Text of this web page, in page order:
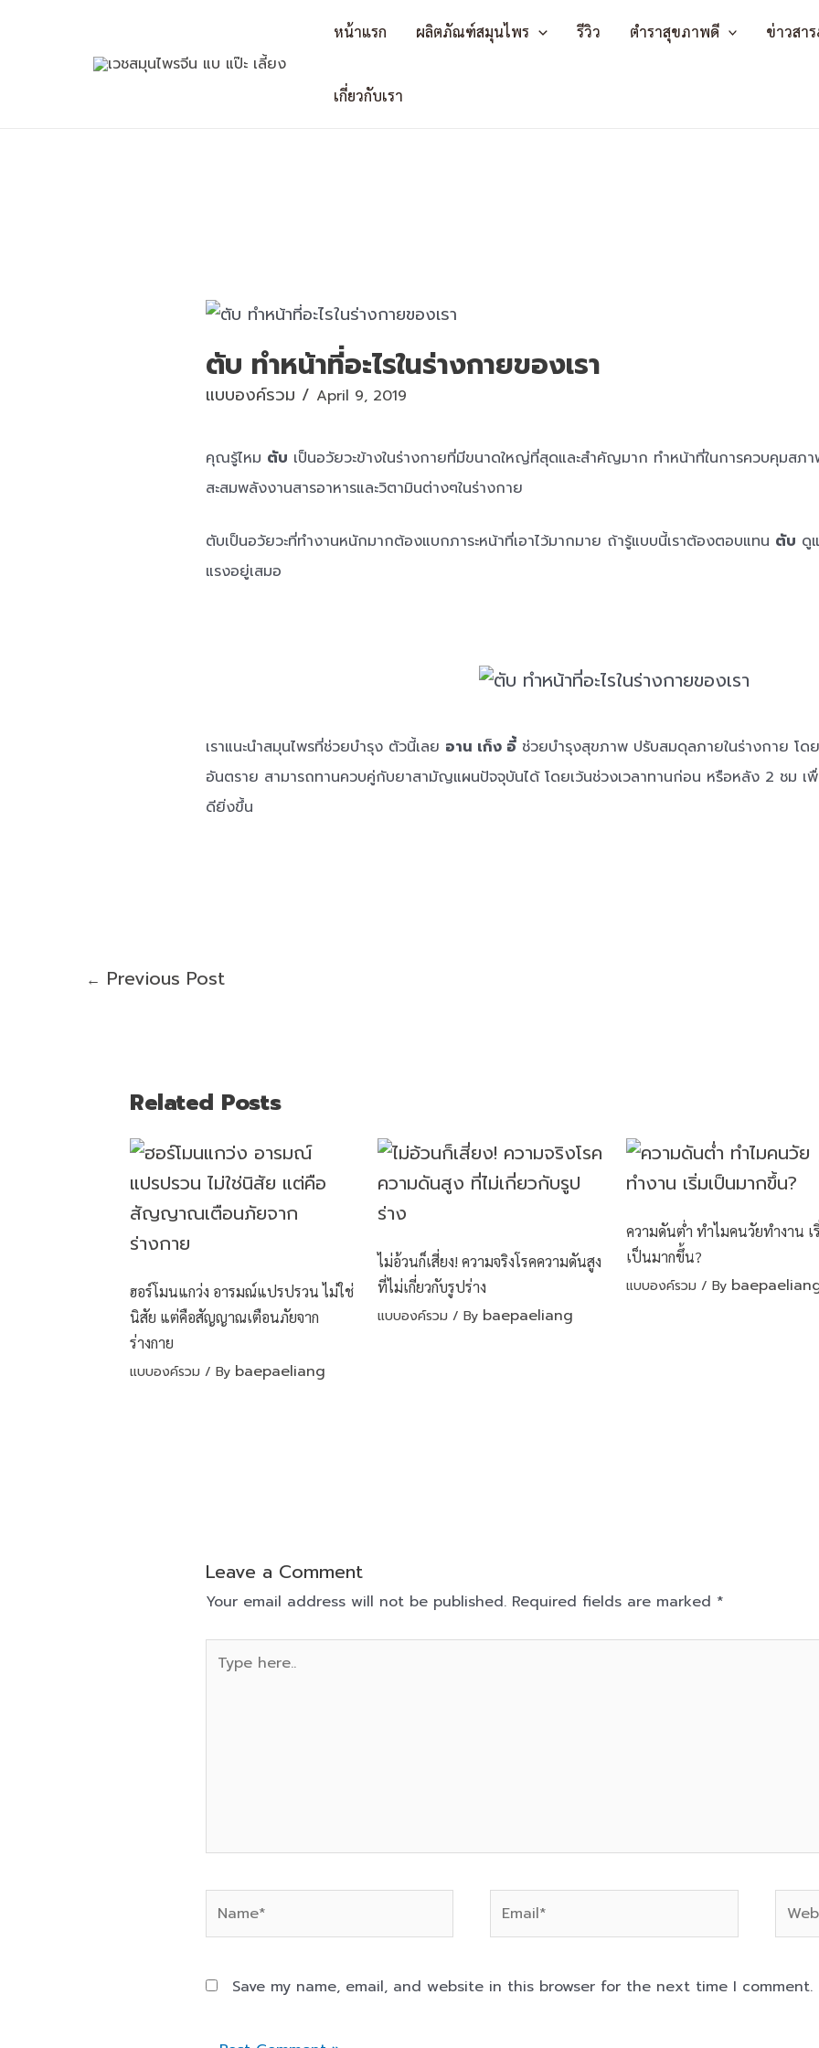
หน้าแรก ผลิตภัณฑ์สมุนไพร รีวิว ตำราสุขภาพดี ข่าวสา
เกี่ยวกับเรา
ตับ ทำหน้าที่อะไรในร่างกายของเรา
แบบองค์รวม / April 9, 2019
คุณรู้ไหม ตับ เป็นอวัยวะข้างในร่างกายที่มีขนาดใหญ่ที่สุดและสำคัญมาก ทำหน้าที่ในการควบคุมสภ
สะสมพลังงานสารอาหารและวิตามินต่างๆในร่างกาย
ตับเป็นอวัยวะที่ทำงานหนักมากต้องแบกภาระหน้าที่เอาไว้มากมาย ถ้ารู้แบบนี้เราต้องตอบแทน ตับ ดู
แรงอยู่เสมอ
เราแนะนำสมุนไพรที่ช่วยบำรุง ตัวนี้เลย อาน เก็ง อี้ ช่วยบำรุงสุขภาพ ปรับสมดุลภายในร่างกาย โด
อันตราย สามารถทานควบคู่กับยาสามัญแผนปัจจุบันได้ โดยเว้นช่วงเวลาทานก่อน หรือหลัง 2 ชม
ดียิ่งขึ้น
← Previous Post
Related Posts
ฮอร์โมนแกว่ง อารมณ์แปรปรวน ไม่ใช่
นิสัย แต่คือสัญญาณเตือนภัยจาก
ร่างกาย
แบบองค์รวม / By baepaeliang
ไม่อ้วนก็เสี่ยง! ความจริงโรคความดันสูง
ที่ไม่เกี่ยวกับรูปร่าง
แบบองค์รวม / By baepaeliang
ความดันต่ำ ทำไมคนวัยทำงาน เ
เป็นมากขึ้น?
แบบองค์รวม / By
Leave a Comment
Your email address will not be published. Required fields are marked *
Type
Name* Email*
Save my name, email, and website in this browser for the next time I comment.